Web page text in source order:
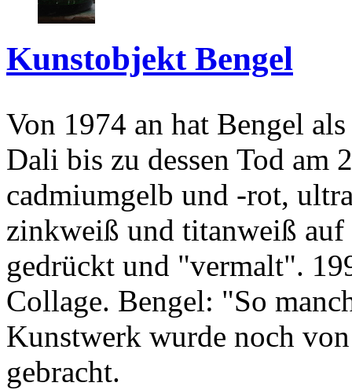
Kunstobjekt Bengel
Von 1974 an hat Bengel
Dali bis zu dessen Tod am
cadmiumgelb und -rot,
zinkweiß und titanweiß
gedrückt und "vermalt".
Collage. Bengel: "So
Kunstwerk wurde noch
gebracht.